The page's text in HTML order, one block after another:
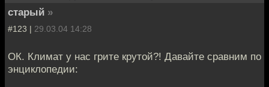
старый »
#123 | 29.03.04 14:28
ОК. Климат у нас грите крутой?! Давайте сравним по
энциклопедии: